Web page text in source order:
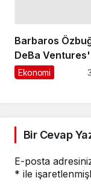
Barbaros
DeBa
Milyon Dolarlık
Ekonomi
Bir Cevap
E-posta
* ile